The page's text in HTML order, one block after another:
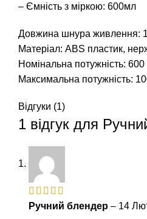
– Ємність з міркою: 600мл
Довжина шнура живлення:
Матеріал: ABS пластик,
Номінальна потужність: 600
Максимальна потужність:
Відгуки (1)
1 відгук для
Ручний блендер – 14